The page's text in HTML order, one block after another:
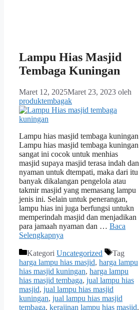
Lampu Hias Masjid
Tembaga Kuningan
Maret 12, 2025Maret 23, 2023 oleh
produktembagak
Lampu hias masjid tembaga kuningan
Lampu hias masjid tembaga kuningan
sangat ini cocok untuk menhias
masjid supaya masjid terasa indah dan
nyaman untuk dtempati, maka dari itu
banyak dikalangan pengelola atau
takmir masjid yang memasang lampu
jenis ini. Selain untuk penerangan,
lampu hias ini juga berfungsi untukn
memperindah masjid dan menjadikan
para jamaah nyaman dan … Baca
Selengkapnya
Kategori Uncategorized
Tag
harga lampu hias masjid, harga lampu
hias masjid kuningan, harga lampu
hias masjid tembaga, jual lampu hias
masjid, jual lampu hias masjid
kuningan, jual lampu hias masjid
tembaga, kerajinan lampu hias masjid,